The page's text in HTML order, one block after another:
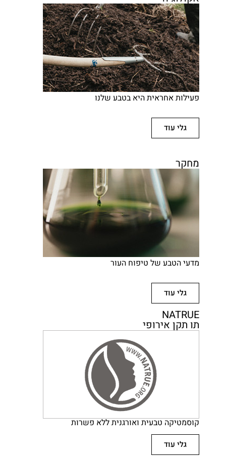
פעילות אחראית היא בטבע שלנו
גלי עוד
מחקר
מדעי הטבע של טיפוח העור
גלי עוד
NATRUE
תו תקן אירופי
קוסמטיקה טבעית ואורגנית ללא פשרות
גלי עוד